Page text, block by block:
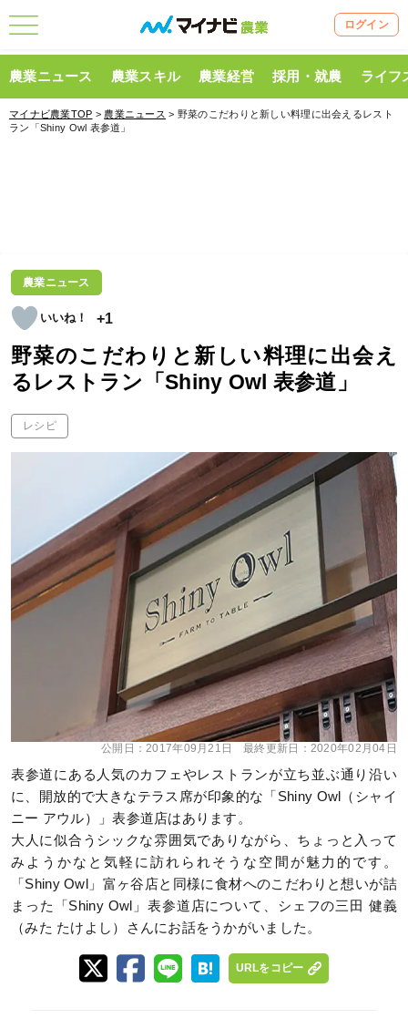
ログイン
農業ニュース 農業スキル 農業経営 採用・就農 ライフ
マイナビ農業TOP > 農業ニュース > 野菜のこだわりと新しい料理に出会えるレスト
ラン「Shiny Owl 表参道」
農業ニュース
+1
野菜のこだわりと新しい料理に出会え
るレストラン「Shiny Owl 表参道」
レシピ
公開日：2017年09月21日 最終更新日： 2020年02月04日
表参道にある人気のカフェやレストランが立ち並ぶ通り沿い
に、開放的で大きなテラス席が印象的な「Shiny Owl（シャイ
ニー アウル）」表参道店はあります。
大人に似合うシックな雰囲気でありながら、ちょっと入って
みようかなと気軽に訪れられそうな空間が魅力的です。
「Shiny Owl」富ヶ谷店と同様に食材へのこだわりと想いが詰
まった「Shiny Owl」表参道店について、シェフの三田 健義
（みた たけよし）さんにお話をうかがいました。
URLをコピー